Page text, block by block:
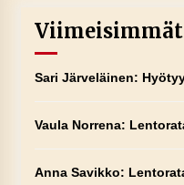
Sari Järveläinen:
Vaula Norrena:
Anna Savikko: